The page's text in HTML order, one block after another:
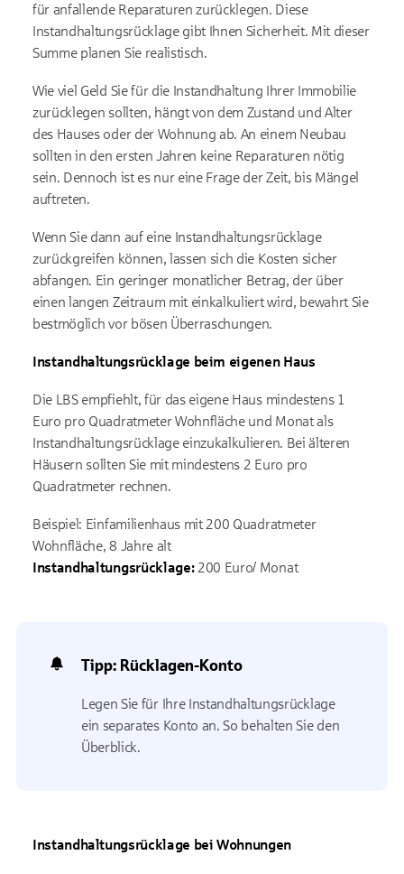
für anfallende Reparaturen zurücklegen. Diese
Instandhaltungsrücklage gibt Ihnen Sicherheit. Mit dieser
Summe planen Sie realistisch.
Wie viel Geld Sie für die Instandhaltung Ihrer Immobilie
zurücklegen sollten, hängt von dem Zustand und Alter
des Hauses oder der Wohnung ab. An einem Neubau
sollten in den ersten Jahren keine Reparaturen nötig
sein. Dennoch ist es nur eine Frage der Zeit, bis Mängel
auftreten.
Wenn Sie dann auf eine Instandhaltungsrücklage
zurückgreifen können, lassen sich die Kosten sicher
abfangen. Ein geringer monatlicher Betrag, der über
einen langen Zeitraum mit einkalkuliert wird, bewahrt Sie
bestmöglich vor bösen Überraschungen.
Instandhaltungsrücklage beim eigenen Haus
Die LBS empfiehlt, für das eigene Haus mindestens 1
Euro pro Quadratmeter Wohnfläche und Monat als
Instandhaltungsrücklage einzukalkulieren. Bei älteren
Häusern sollten Sie mit mindestens 2 Euro pro
Quadratmeter rechnen.
Beispiel: Einfamilienhaus mit 200 Quadratmeter
Wohnfläche, 8 Jahre alt
Instandhaltungsrücklage: 200 Euro/ Monat
Tipp: Rücklagen-Konto
Legen Sie für Ihre Instandhaltungsrücklage
ein separates Konto an. So behalten Sie den
Überblick.
Instandhaltungsrücklage bei Wohnungen